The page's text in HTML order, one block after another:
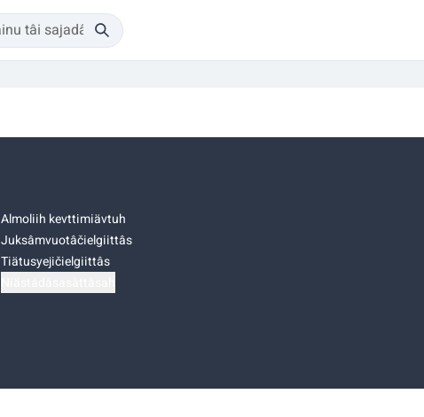
Almoliih kevttimiävtuh
Juksâmvuotâčielgiittâs
Tiätusyejičielgiittâs